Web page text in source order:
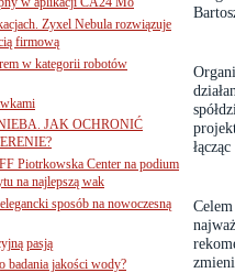
Zyxel Nebula rozwiązuje
firmową
w kategorii robotów
JAK OCHRONIĆ
Piotrkowska Center na podium
na najlepszą wak
sposób na nowoczesną
pasją
badania jakości wody?